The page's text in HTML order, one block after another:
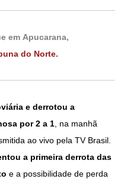
em Apucarana,
do Norte.
e derrotou a
por 2 a 1, na manhã
ao vivo pela TV Brasil.
a primeira derrota das
e a possibilidade de perda